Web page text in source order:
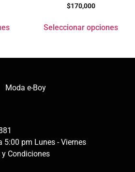
$170,000
Seleccionar opciones
Moda e-Boy
5:00 pm Lunes - Viernes
Condiciones